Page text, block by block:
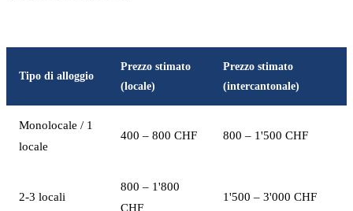
Tipo di alloggio
Prezzo stimato
(locale)
Prezzo stimato
(intercantonale)
Monolocale / 1
locale
400 – 800 CHF 800 – 1'500 CHF
2-3 locali
800 – 1'800
CHF
1'500 – 3'000 CHF